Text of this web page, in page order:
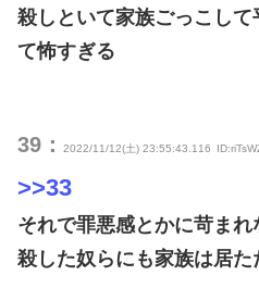
殺しといて家族ごっこして
て怖すぎる
39： 2022/11/12(土) 23:55:43.116
>>33
それで罪悪感とかに苛ま
殺した奴らにも家族は居た